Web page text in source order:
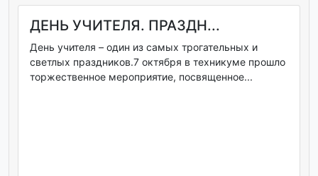
ДЕНЬ УЧИТЕЛЯ. ПРАЗДН...
День учителя – один из самых трогательных и
светлых праздников.7 октября в техникуме прошло
торжественное мероприятие, посвященное...